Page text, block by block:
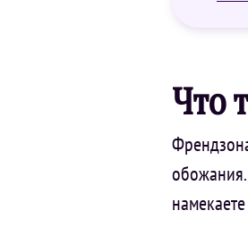
Что
обожания.